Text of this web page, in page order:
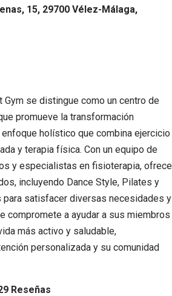
15, 29700 Vélez-Málaga,
Gym se distingue como un centro de
promueve la transformación
holístico que combina ejercicio
y terapia física. Con un equipo de
y especialistas en fisioterapia, ofrece
incluyendo Dance Style, Pilates y
para satisfacer diversas necesidades y
compromete a ayudar a sus miembros
más activo y saludable,
personalizada y su comunidad
Reseñas